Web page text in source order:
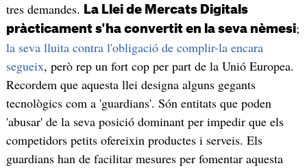
tres demandes.
La Llei de Mercats Digitals
pràcticament s'ha convertit en la seva nèmesi;
la seva lluita contra l'obligació de complir-la encara
segueix, però rep un fort cop per part de la Unió Europea.
Recordem que aquesta llei designa alguns gegants
tecnològics com a 'guardians'. Són entitats que poden
'abusar' de la seva posició dominant per impedir que els
competidors petits ofereixin productes i serveis. Els
guardians han de facilitar mesures per fomentar aquesta